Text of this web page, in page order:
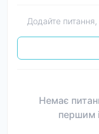
Додайте
Немає
першим